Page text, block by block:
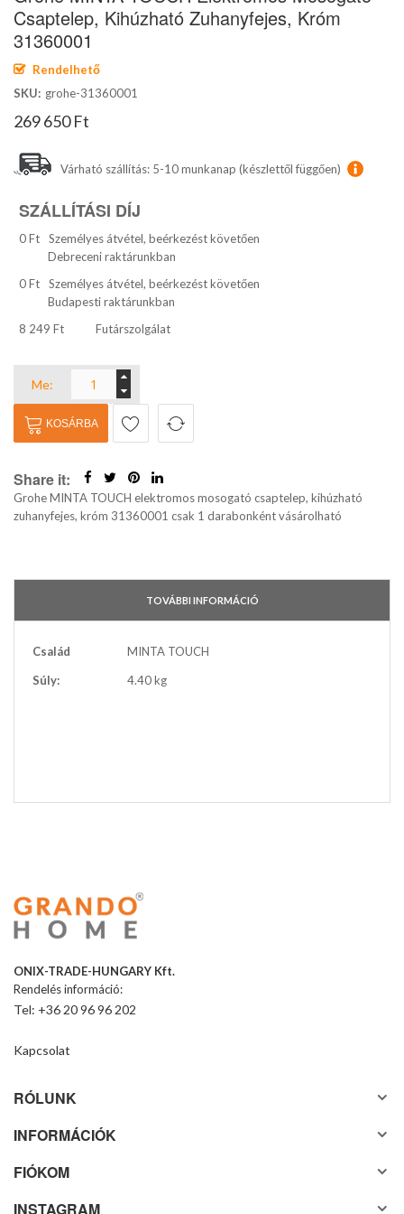
képgaléria
elejére
Csaptelep, Kihúzható Zuhanyfejes, Króm
31360001
Rendelhető
SKU
grohe-31360001
269 650 Ft
Várható szállítás: 5-10 munkanap (készlettől függően)
SZÁLLÍTÁSI DÍJ
0 Ft
Személyes átvétel, beérkezést követően
Debreceni raktárunkban
0 Ft
Személyes átvétel, beérkezést követően
Budapesti raktárunkban
8 249 Ft
Futárszolgálat
Me:
KOSÁRBA
Share it:
Grohe MINTA TOUCH elektromos mosogató csaptelep, kihúzható
zuhanyfejes, króm 31360001 csak 1 darabonként vásárolható
TOVÁBBI INFORMÁCIÓ
További
Család
MINTA TOUCH
Súly:
4.40 kg
ONIX-TRADE-HUNGARY Kft.
Rendelés információ:
Tel: +36 20 96 96 202
Kapcsolat
RÓLUNK
INFORMÁCIÓK
FIÓKOM
INSTAGRAM